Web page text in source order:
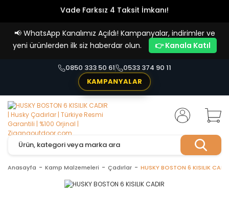
Vade Farksız 4 Taksit İmkanı!
📢 WhatsApp Kanalımız Açıldı! Kampanyalar, indirimler ve
yeni ürünlerden ilk siz haberdar olun.
👉 Kanala Katıl
0850 333 50 61
0533 374 90 11
KAMPANYALAR
Anasayfa Kamp Malzemeleri Çadırlar HUSKY BOSTON 6 KISILIK